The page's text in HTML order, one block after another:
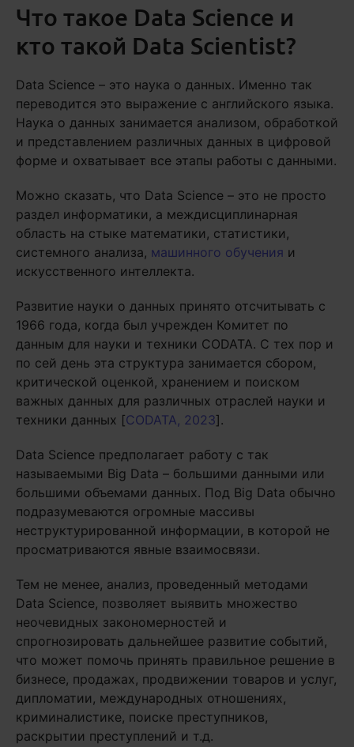
Что такое Data Science и
кто такой Data Scientist?
Data Science – это наука о данных. Именно так
переводится это выражение с английского языка.
Наука о данных занимается анализом, обработкой
и представлением различных данных в цифровой
форме и охватывает все этапы работы с данными.
Можно сказать, что Data Science – это не просто
раздел информатики, а междисциплинарная
область на стыке математики, статистики,
системного анализа, машинного обучения и
искусственного интеллекта.
Развитие науки о данных принято отсчитывать с
1966 года, когда был учрежден Комитет по
данным для науки и техники CODATA. С тех пор и
по сей день эта структура занимается сбором,
критической оценкой, хранением и поиском
важных данных для различных отраслей науки и
техники данных [CODATA, 2023].
Data Science предполагает работу с так
называемыми Big Data – большими данными или
большими объемами данных. Под Big Data обычно
подразумеваются огромные массивы
неструктурированной информации, в которой не
просматриваются явные взаимосвязи.
Тем не менее, анализ, проведенный методами
Data Science, позволяет выявить множество
неочевидных закономерностей и
спрогнозировать дальнейшее развитие событий,
что может помочь принять правильное решение в
бизнесе, продажах, продвижении товаров и услуг,
дипломатии, международных отношениях,
криминалистике, поиске преступников,
раскрытии преступлений и т.д.